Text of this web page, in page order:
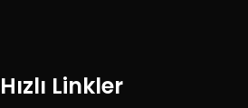
Hızlı Linkler